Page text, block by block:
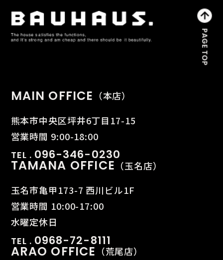
MAIN OFFICE （本店）
熊本市中央区坪井6丁目17-15
営業時間 9:00-18:00
TEL . 096-346-0230
TAMANA OFFICE （玉名店）
玉名市亀甲173-7 西川ビル1F
営業時間 10:00-17:00
水曜定休日
TEL . 0968-72-8111
ARAO OFFICE （荒尾店）